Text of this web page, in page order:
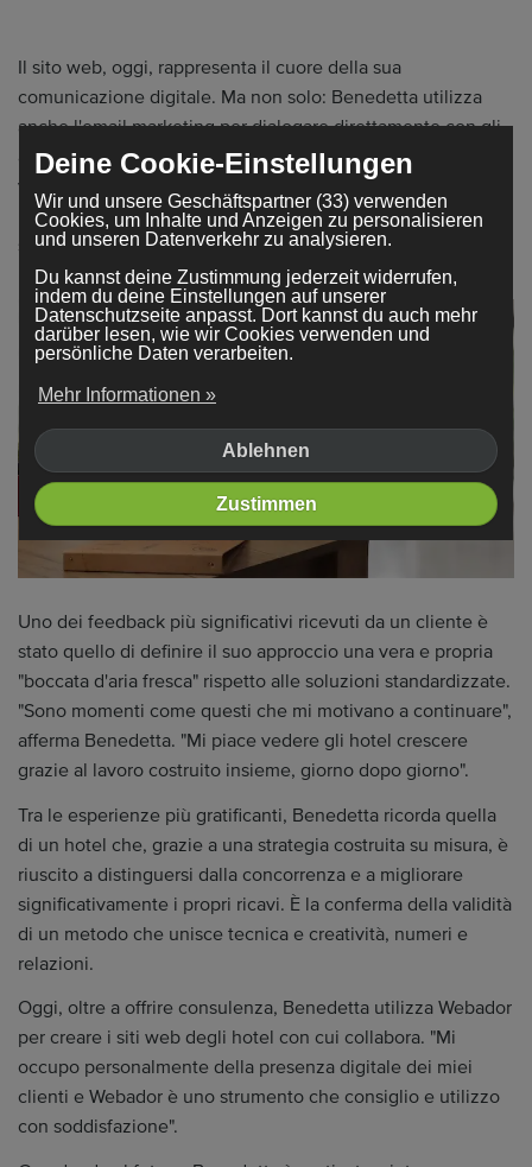
Il sito web, oggi, rappresenta il cuore della sua
comunicazione digitale. Ma non solo: Benedetta utilizza
anche l'email marketing per dialogare direttamente con gli
albergatori, offrendo servizi su misura, pacchetti dedicati e
vantaggi pensati per stabilire relazioni durature. "Il rapporto
umano per me è fondamentale. Ogni cliente è unico e io mi
sento parte del team di ogni hotel che seguo".
Uno dei feedback più significativi ricevuti da un cliente è
stato quello di definire il suo approccio una vera e propria
"boccata d'aria fresca" rispetto alle soluzioni standardizzate.
"Sono momenti come questi che mi motivano a continuare",
afferma Benedetta. "Mi piace vedere gli hotel crescere
grazie al lavoro costruito insieme, giorno dopo giorno".
Tra le esperienze più gratificanti, Benedetta ricorda quella
di un hotel che, grazie a una strategia costruita su misura, è
riuscito a distinguersi dalla concorrenza e a migliorare
significativamente i propri ricavi. È la conferma della validità
di un metodo che unisce tecnica e creatività, numeri e
relazioni.
Oggi, oltre a offrire consulenza, Benedetta utilizza Webador
per creare i siti web degli hotel con cui collabora. "Mi
occupo personalmente della presenza digitale dei miei
clienti e Webador è uno strumento che consiglio e utilizzo
con soddisfazione".
Deine Cookie-Einstellungen
Wir und unsere Geschäftspartner (33) verwenden
Cookies, um Inhalte und Anzeigen zu personalisieren
und unseren Datenverkehr zu analysieren.
Du kannst deine Zustimmung jederzeit widerrufen,
indem du deine Einstellungen auf unserer
Datenschutzseite anpasst. Dort kannst du auch mehr
darüber lesen, wie wir Cookies verwenden und
persönliche Daten verarbeiten.
Mehr Informationen »
Ablehnen
Zustimmen